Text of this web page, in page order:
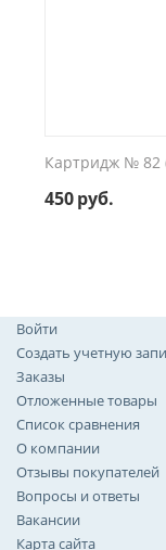
Картридж № 82
450руб.
Войти
Создать учетную
Заказы
Отложенные товары
Список сравнения
О компании
Отзывы покупателей
Вопросы и ответы
Вакансии
Карта сайта